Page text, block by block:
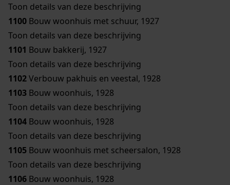
Toon details van deze beschrijving
1100 Bouw woonhuis met schuur, 1927
Toon details van deze beschrijving
1101 Bouw bakkerij, 1927
Toon details van deze beschrijving
1102Verbouw pakhuis en veestal, 1928
1103 Bouw woonhuis, 1928
Toon details van deze beschrijving
1104 Bouw woonhuis, 1928
Toon details van deze beschrijving
1105 Bouw woonhuis met scheersalon, 1928
Toon details van deze beschrijving
1106 Bouw woonhuis, 1928